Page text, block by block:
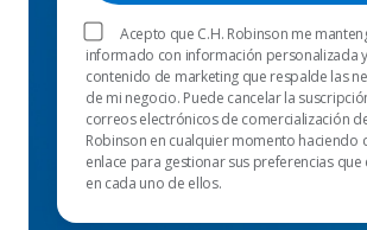
Acepto que C.H. Robinson me
informado con información personalizada
contenido de marketing que respalde las
de mi negocio. Puede cancelar la
correos electrónicos de comercialización
Robinson en cualquier momento haciendo
enlace para gestionar sus preferencias que
en cada uno de ellos.